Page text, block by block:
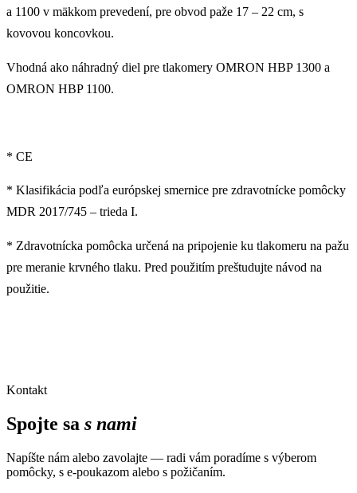
a 1100 v mäkkom prevedení, pre obvod paže 17 – 22 cm, s
kovovou koncovkou.
Vhodná ako náhradný diel pre tlakomery OMRON HBP 1300 a
OMRON HBP 1100.
* CE
* Klasifikácia podľa európskej smernice pre zdravotnícke pomôcky
MDR 2017/745 – trieda I.
* Zdravotnícka pomôcka určená na pripojenie ku tlakomeru na pažu
pre meranie krvného tlaku. Pred použitím preštudujte návod na
použitie.
Kontakt
Spojte sa s nami
Napíšte nám alebo zavolajte — radi vám poradíme s výberom
pomôcky, s e-poukazom alebo s požičaním.